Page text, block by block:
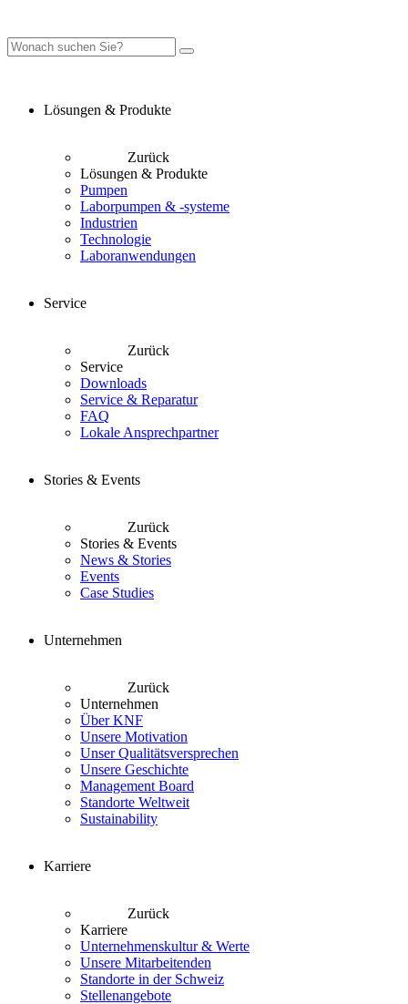
Lösungen & Produkte
Zurück
Lösungen & Produkte
Pumpen
Laborpumpen & -systeme
Industrien
Technologie
Laboranwendungen
Service
Zurück
Service
Downloads
Service & Reparatur
FAQ
Lokale Ansprechpartner
Stories & Events
Zurück
Stories & Events
News & Stories
Events
Case Studies
Unternehmen
Zurück
Unternehmen
Über KNF
Unsere Motivation
Unser Qualitätsversprechen
Unsere Geschichte
Management Board
Standorte Weltweit
Sustainability
Karriere
Zurück
Karriere
Unternehmenskultur & Werte
Unsere Mitarbeitenden
Standorte in der Schweiz
Stellenangebote